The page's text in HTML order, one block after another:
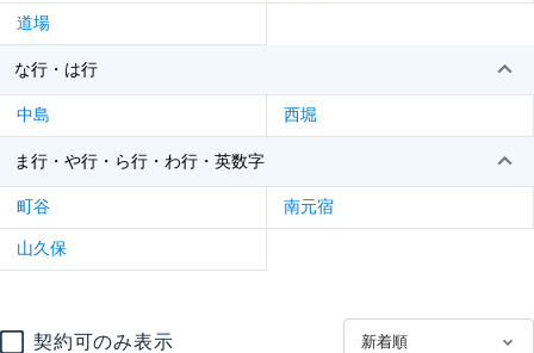
道場
な行・は行
中島 西堀
ま行・や行・ら行・わ行・英数字
町谷 南元宿
山久保
契約可のみ表示